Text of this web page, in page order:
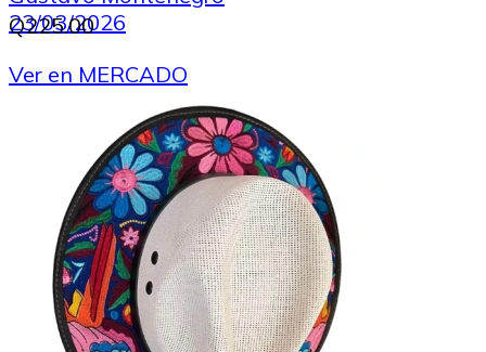
23/03/2026
Q225.00
Ver en MERCADO